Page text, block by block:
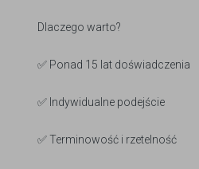
Dlaczego warto?
✅ Ponad 15 lat doświadczenia
✅ Indywidualne podejście
✅ Terminowość i rzetelność